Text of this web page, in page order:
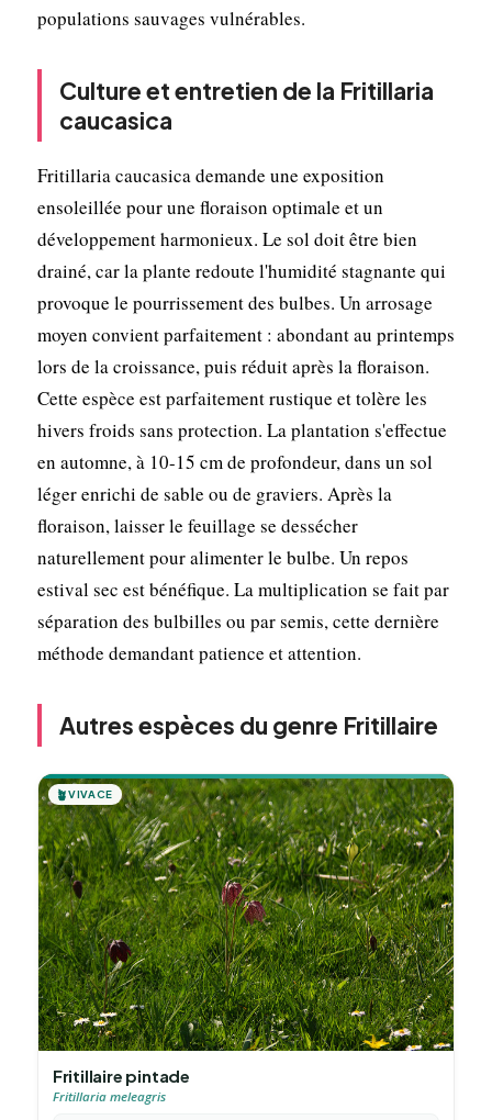
populations sauvages vulnérables.
Culture et entretien de la Fritillaria
caucasica
Fritillaria caucasica demande une exposition
ensoleillée pour une floraison optimale et un
développement harmonieux. Le sol doit être bien
drainé, car la plante redoute l'humidité stagnante qui
provoque le pourrissement des bulbes. Un arrosage
moyen convient parfaitement : abondant au printemps
lors de la croissance, puis réduit après la floraison.
Cette espèce est parfaitement rustique et tolère les
hivers froids sans protection. La plantation s'effectue
en automne, à 10-15 cm de profondeur, dans un sol
léger enrichi de sable ou de graviers. Après la
floraison, laisser le feuillage se dessécher
naturellement pour alimenter le bulbe. Un repos
estival sec est bénéfique. La multiplication se fait par
séparation des bulbilles ou par semis, cette dernière
méthode demandant patience et attention.
Autres espèces du genre Fritillaire
🪴VIVACE
Fritillaire pintade
Fritillaria meleagris